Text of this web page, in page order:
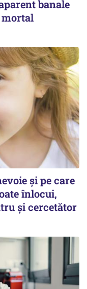
banale
mortal
și pe care
înlocui,
și cercetător